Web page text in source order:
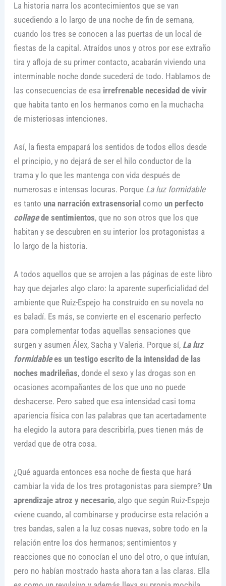
La historia narra los acontecimientos que se van
sucediendo a lo largo de una noche de fin de semana,
cuando los tres se conocen a las puertas de un local de
fiestas de la capital. Atraídos unos y otros por ese extraño
tira y afloja de su primer contacto, acabarán viviendo una
interminable noche donde sucederá de todo. Hablamos de
las consecuencias de esa irrefrenable necesidad de vivir
que habita tanto en los hermanos como en la muchacha
de misteriosas intenciones.
Así, la fiesta empapará los sentidos de todos ellos desde
el principio, y no dejará de ser el hilo conductor de la
trama y lo que les mantenga con vida después de
numerosas e intensas locuras. Porque La luz formidable
es tanto una narración extrasensorial como un perfecto
collagede sentimientos, que no son otros que los que
habitan y se descubren en su interior los protagonistas a
lo largo de la historia.
A todos aquellos que se arrojen a las páginas de este libro
hay que dejarles algo claro: la aparente superficialidad del
ambiente que Ruiz-Espejo ha construido en su novela no
es baladí. Es más, se convierte en el escenario perfecto
para complementar todas aquellas sensaciones que
surgen y asumen Álex, Sacha y Valeria. Porque sí, La luz
formidablees un testigo escrito de la intensidad de las
noches madrileñas, donde el sexo y las drogas son en
ocasiones acompañantes de los que uno no puede
deshacerse. Pero sabed que esa intensidad casi toma
apariencia física con las palabras que tan acertadamente
ha elegido la autora para describirla, pues tienen más de
verdad que de otra cosa.
¿Qué aguarda entonces esa noche de fiesta que hará
cambiar la vida de los tres protagonistas para siempre? Un
aprendizaje atroz y necesario, algo que según Ruiz-Espejo
«viene cuando, al combinarse y producirse esta relación a
tres bandas, salen a la luz cosas nuevas, sobre todo en la
relación entre los dos hermanos; sentimientos y
reacciones que no conocían el uno del otro, o que intuían,
pero no habían mostrado hasta ahora tan a las claras. Ella